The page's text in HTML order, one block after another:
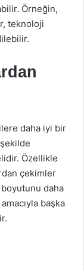
Örneğin,
teknoloji
daha iyi bir
Özellikle
çekimler
boyutunu daha
başka